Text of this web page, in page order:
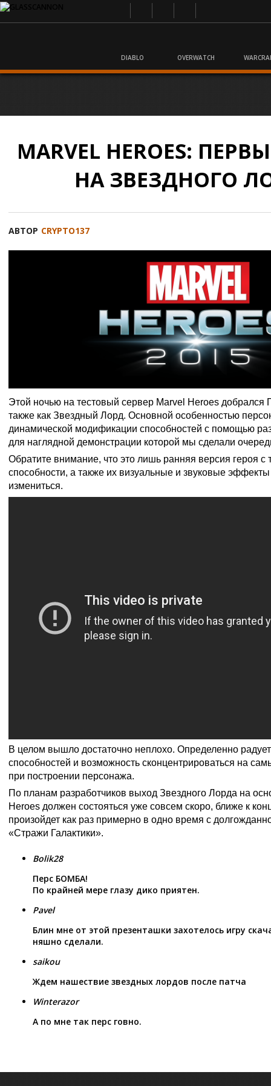
DIABLO OVERWATCH
MARVEL HEROES:
НА ЗВЕЗДНОГО
АВТОР CRYPTO137
Этой ночью на тестовый сервер Marvel Heroes добрался
также как Звездный Лорд. Основной особенностью
динамической модификации способностей с помощью
для наглядной демонстрации которой мы сделали
Обратите внимание, что это лишь ранняя версия героя с
способности, а также их визуальные и звуковые
измениться.
В целом вышло достаточно неплохо. Определенно
способностей и возможность сконцентрироваться на
при построении персонажа.
По планам разработчиков выход Звездного Лорда на
Heroes должен состояться уже совсем скоро, ближе к
произойдет как раз примерно в одно время с
«Стражи Галактики».
Bolik28
Перс БОМБА!
По крайней мере глазу дико приятен.
Pavel
Блин мне от этой презенташки захотелось игру
няшно сделали.
saikou
Ждем нашествие звездных лордов после патча
Winterazor
А по мне так перс говно.